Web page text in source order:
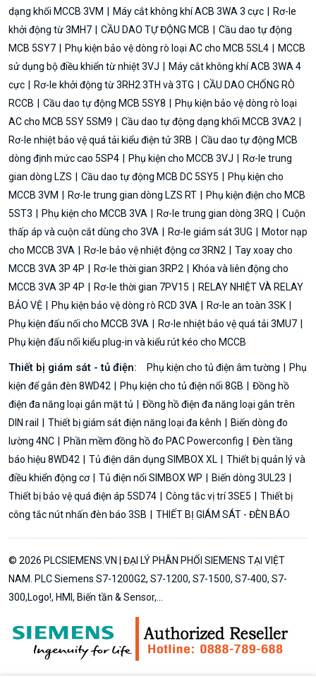
dạng khối MCCB 3VM
Máy cắt không khí ACB 3WA 3 cực
Rơ-le
khởi động từ 3MH7
CẦU DAO TỰ ĐỘNG MCB
Cầu dao tự động
MCB 5SY7
Phụ kiện bảo vệ dòng rò loại AC cho MCB 5SL4
MCCB
sử dụng bộ điều khiển từ nhiệt 3VJ
Máy cắt không khí ACB 3WA 4
cực
Rơ-le khởi động từ 3RH2 3TH và 3TG
CẦU DAO CHỐNG RÒ
RCCB
Cầu dao tự động MCB 5SY8
Phụ kiện bảo vệ dòng rò loại
AC cho MCB 5SY 5SM9
Cầu dao tự động dạng khối MCCB 3VA2
Rơ-le nhiệt bảo vệ quá tải kiểu điện tử 3RB
Cầu dao tự động MCB
dòng định mức cao 5SP4
Phụ kiện cho MCCB 3VJ
Rơ-le trung
gian dòng LZS
Cầu dao tự động MCB DC 5SY5
Phụ kiện cho
MCCB 3VM
Rơ-le trung gian dòng LZS RT
Phụ kiện điện cho MCB
5ST3
Phụ kiện cho MCCB 3VA Rơ-le trung gian dòng 3RQ
Cuộn
thấp áp và cuộn cắt dùng cho 3VA
Rơ-le giám sát 3UG
Motor nạp
cho MCCB 3VA
Rơ-le bảo vệ nhiệt động cơ 3RN2
Tay xoay cho
MCCB 3VA 3P 4P
Rơ-le thời gian 3RP2
Khóa và liên động cho
MCCB 3VA 3P 4P
Rơ-le thời gian 7PV15
RELAY NHIỆT VÀ RELAY
BẢO VỆ
Phụ kiện bảo vệ dòng rò RCD 3VA
Rơ-le an toàn 3SK
Phụ kiện đấu nối cho MCCB 3VA
Rơ-le nhiệt bảo vệ quá tải 3MU7
Phụ kiện đấu nối kiểu plug-in và kiểu rút kéo cho MCCB
Thiết bị giám sát - tủ điện: Phụ kiện cho tủ điện âm tường
Phụ
kiện để gắn đèn 8WD42
Phụ kiện cho tủ điện nổi 8GB
Đồng hồ
điện đa năng loại gắn mặt tủ
Đồng hồ điện đa năng loại gắn trên
DIN rail
Thiết bị giám sát điện năng loại đa kênh
Biến dòng đo
lường 4NC
Phần mềm đồng hồ đo PAC Powerconfig
Đèn tầng
báo hiệu 8WD42
Tủ điện dân dụng SIMBOX XL
Thiết bị quản lý và
điều khiển động cơ
Tủ điện nổi SIMBOX WP
Biến dòng 3UL23
Thiết bị bảo vệ quá điện áp 5SD74
Công tắc vị trí 3SE5
Thiết bị
công tắc nút nhấn đèn báo 3SB
THIẾT BỊ GIÁM SÁT - ĐÈN BÁO
© 2026 PLCSIEMENS.VN | ĐẠI LÝ PHÂN PHỐI SIEMENS TẠI VIỆT
NAM. PLC Siemens S7-1200G2, S7-1200, S7-1500, S7-400, S7-
300,Logo!, HMI, Biến tần & Sensor,...